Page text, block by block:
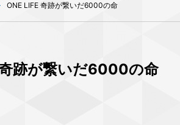
ONE LIFE 奇跡が繋いだ6000の命
跡が繋いだ6000の命